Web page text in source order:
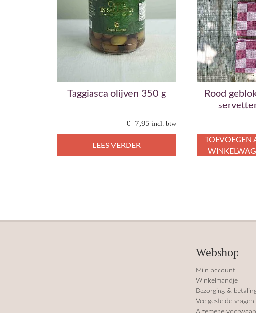
Taggiasca olijven 350 g
€ 7,95 incl. btw
LEES VERDER
Rood
TOEVOEGEN
Webshop
Mijn account
Winkelmandje
Bezorging &
Veelgestelde vragen